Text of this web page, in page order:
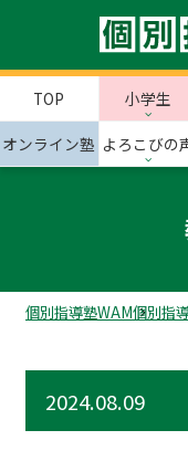
TOP 小学生
オンライン塾 よろこびの
個別指導塾WAM個別指
2024.08.09